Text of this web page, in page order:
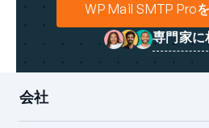
WP Mail SMTP Pro
専門家に
会社